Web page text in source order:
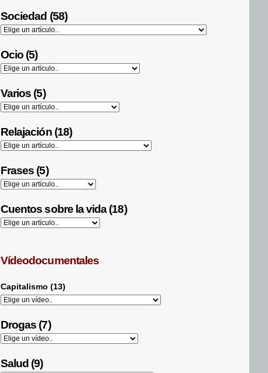
Sociedad (58)
Ocio (5)
Varios (5)
Relajación (18)
Frases (5)
Cuentos sobre la vida (18)
Vídeodocumentales
Capitalismo (13)
Drogas (7)
Salud (9)